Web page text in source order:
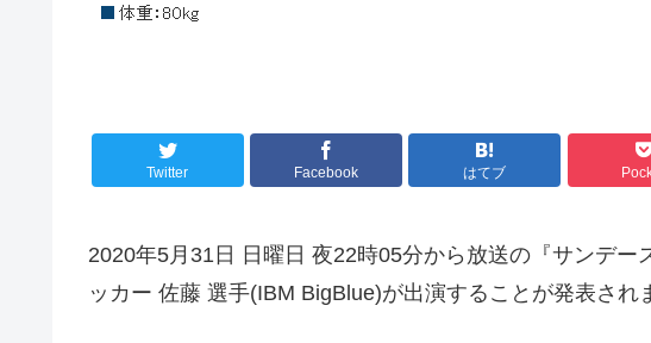
Twitter Facebook はてブ
2020年5月31日 日曜日 夜22時05分から放送の『サンデー
ッカー 佐藤 選手(IBM BigBlue)が出演することが発表され